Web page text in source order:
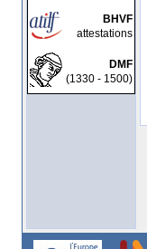
BHVF
attestations
DMF
(1330 - 1500)